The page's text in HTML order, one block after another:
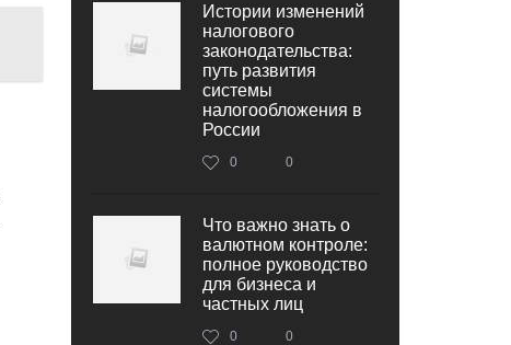
Истории изменений
налогового
законодательства:
путь развития
системы
налогообложения в
России
0 0
Что важно знать о
валютном контроле:
полное руководство
для бизнеса и
частных лиц
0 0